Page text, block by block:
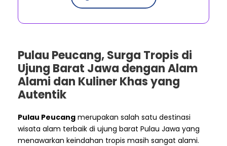
Pulau Peucang, Surga Tropis di
Ujung Barat Jawa dengan Alam
Alami dan Kuliner Khas yang
Autentik
Pulau Peucang merupakan salah satu destinasi
wisata alam terbaik di ujung barat Pulau Jawa yang
menawarkan keindahan tropis masih sangat alami.